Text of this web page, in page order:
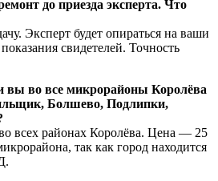
до приезда эксперта. Что
Эксперт будет опираться на ваши
свидетелей. Точность
вы во все микрорайоны Королёва
Болшево, Подлипки,
всех районах Королёва. Цена — 25
так как город находится